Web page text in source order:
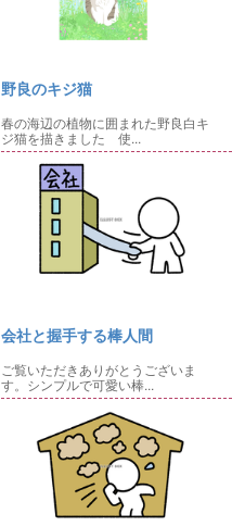
野良のキジ猫
春の海辺の植物に囲まれた野良白キ
ジ猫を描きました 使...
会社と握手する棒人間
ご覧いただきありがとうございま
す。シンプルで可愛い棒...